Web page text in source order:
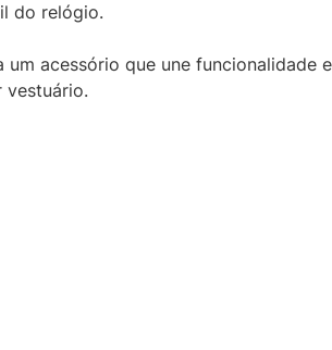
do relógio.
acessório que une funcionalidade
vestuário.